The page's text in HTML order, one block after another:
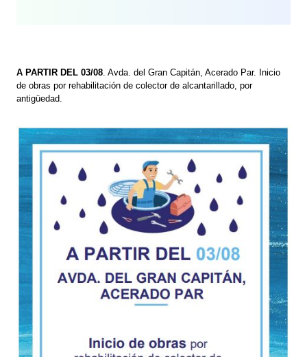
A PARTIR DEL 03/08. Avda. del Gran Capitán, Acerado Par. Inicio
de obras por rehabilitación de colector de alcantarillado, por
antigüedad.